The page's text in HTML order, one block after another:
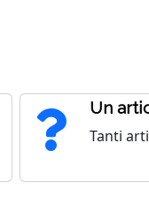
Un
Tanti